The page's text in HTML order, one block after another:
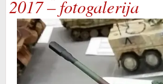
2017 – fotogalerija